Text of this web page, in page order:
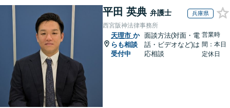
平田 英典 弁護士 兵庫県
西宮阪神法律事務所
天理市 か
らも相談
受付中
面談方法(対面・電
話・ビデオなど)は
応相談
営業時
間：本日
定休日